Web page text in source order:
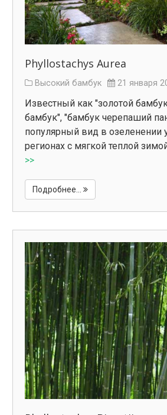
Phyllostachys Aurea
Высокий бамбук 21 января
Известный как "золотой
бамбук", "бамбук черепаший
популярный вид в озеленении
регионах с мягкой теплой
>>
Подробнее...